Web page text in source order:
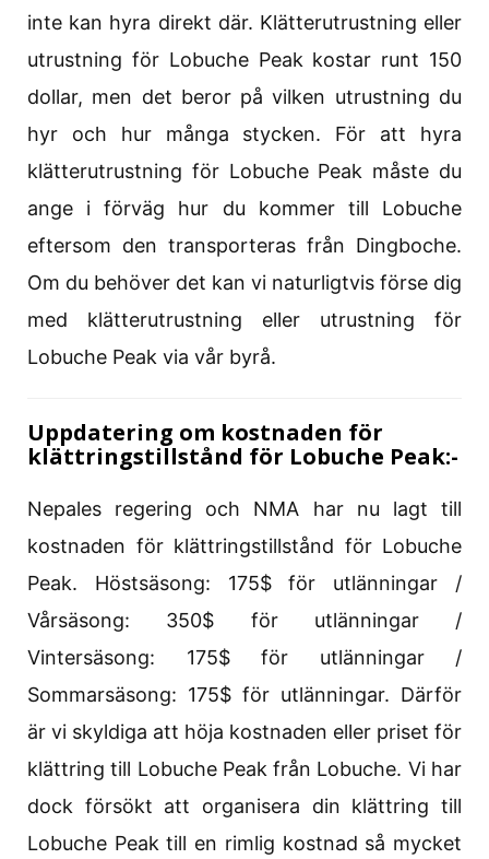
inte kan hyra direkt där. Klätterutrustning eller
utrustning för Lobuche Peak kostar runt 150
dollar, men det beror på vilken utrustning du
hyr och hur många stycken. För att hyra
klätterutrustning för Lobuche Peak måste du
ange i förväg hur du kommer till Lobuche
eftersom den transporteras från Dingboche.
Om du behöver det kan vi naturligtvis förse dig
med klätterutrustning eller utrustning för
Lobuche Peak via vår byrå.
Uppdatering om kostnaden för
klättringstillstånd för Lobuche Peak:-
Nepales regering och NMA har nu lagt till
kostnaden för klättringstillstånd för Lobuche
Peak. Höstsäsong: 175$ för utlänningar /
Vårsäsong: 350$ för utlänningar /
Vintersäsong: 175$ för utlänningar /
Sommarsäsong: 175$ för utlänningar. Därför
är vi skyldiga att höja kostnaden eller priset för
klättring till Lobuche Peak från Lobuche. Vi har
dock försökt att organisera din klättring till
Lobuche Peak till en rimlig kostnad så mycket